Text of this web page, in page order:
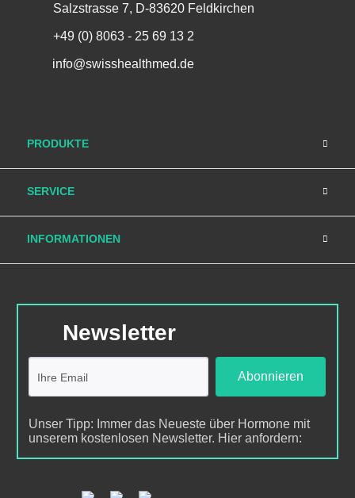
Salzstrasse 7, D-83620 Feldkirchen
+49 (0) 8063 - 25 69 13 2
info@swisshealthmed.de
PRODUKTE
SERVICE
INFORMATIONEN
Newsletter
Abonnieren
Unser Tipp: Immer das Neueste über Hormone mit
unserem kostenlosen Newsletter. Hier anfordern: